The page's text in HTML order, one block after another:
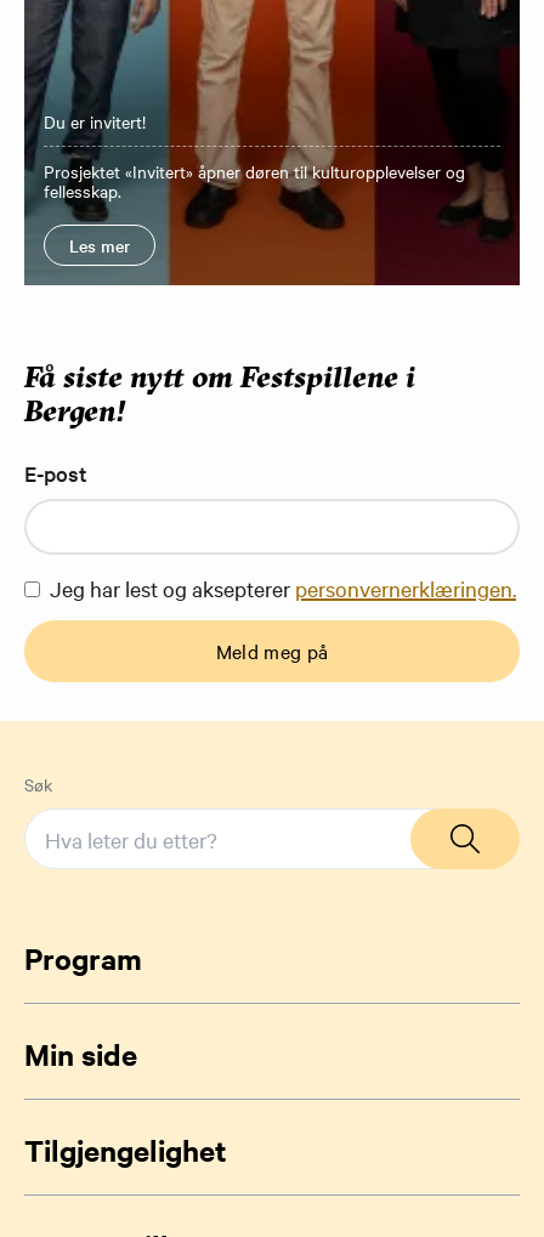
Du er invitert!
Prosjektet «Invitert» åpner døren til kulturopplevelser og
fellesskap.
Les mer
Få siste nytt om Festspillene i
Bergen!
E-post
Jeg har lest og aksepterer personvernerklæringen.
Meld meg på
Søk
Program
Min side
Tilgjengelighet